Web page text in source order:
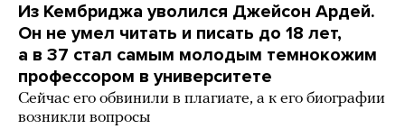
Из Кембриджа уволился Джейсон Ардей.
Он не умел читать и писать до 18 лет,
а в 37 стал самым молодым темнокожим
профессором в университете
Сейчас его обвинили в плагиате, а к его биографии
возникли вопросы